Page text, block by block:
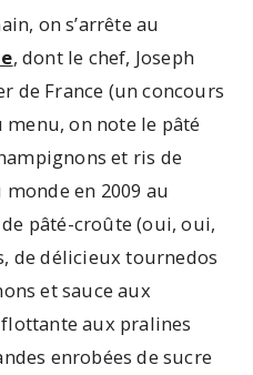
on s’arrête au
, dont le chef, Joseph
de France (un concours
on note le pâté
et ris de
en 2009 au
pâté-croûte (oui, oui,
de délicieux tournedos
et sauce aux
aux pralines
enrobées de sucre